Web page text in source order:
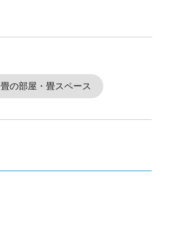
畳の部屋・畳スペース